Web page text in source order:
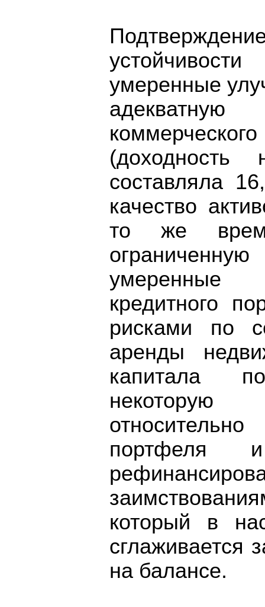
умеренные
составляла
качество
то же
умеренные
кредитного
рисками по
аренды
капитала
портфеля
который в
сглаживается
на балансе.